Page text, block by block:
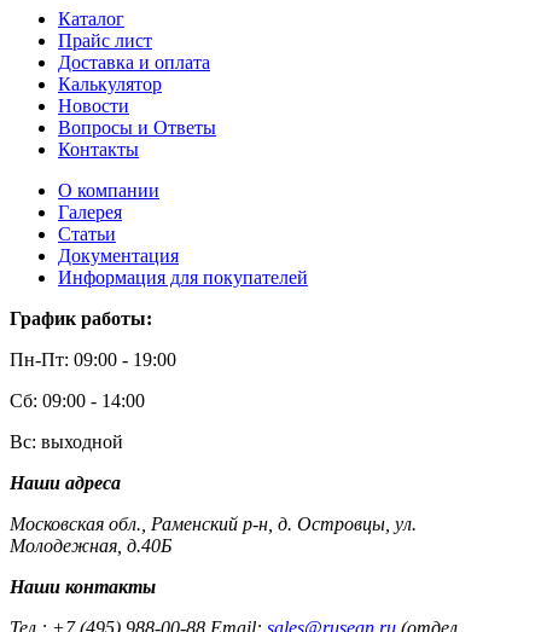
Каталог
Прайс лист
Доставка и оплата
Калькулятор
Новости
Вопросы и Ответы
Контакты
О компании
Галерея
Статьи
Документация
Информация для покупателей
График работы:
Пн-Пт: 09:00 - 19:00
Сб: 09:00 - 14:00
Вс: выходной
Наши адреса
Московская обл., Раменский р-н, д. Островцы, ул.
Молодежная, д.40Б
Наши контакты
Тел.: +7 (495) 988-00-88 Email: sales@rusean.ru (отдел